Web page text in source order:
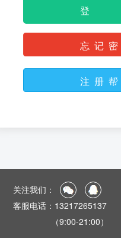
忘 记 密
注 册 帮
关注我们：
客服电话：13217265137
（9:00-21:00）